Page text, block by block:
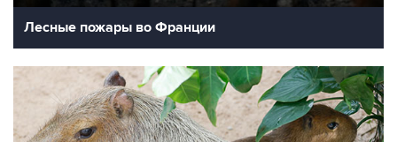
Лесные пожары во Франции